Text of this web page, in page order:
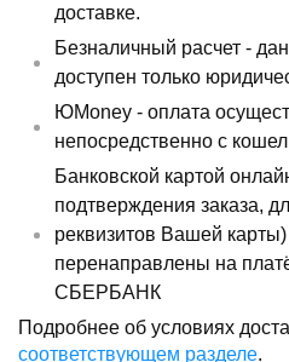
доставке.
Безналичный расчет -
доступен только
ЮMoney - оплата
непосредственно с
Банковской картой
подтверждения заказа,
реквизитов Вашей
перенаправлены на
СБЕРБАНК
Подробнее об условиях
соответствующем разделе.